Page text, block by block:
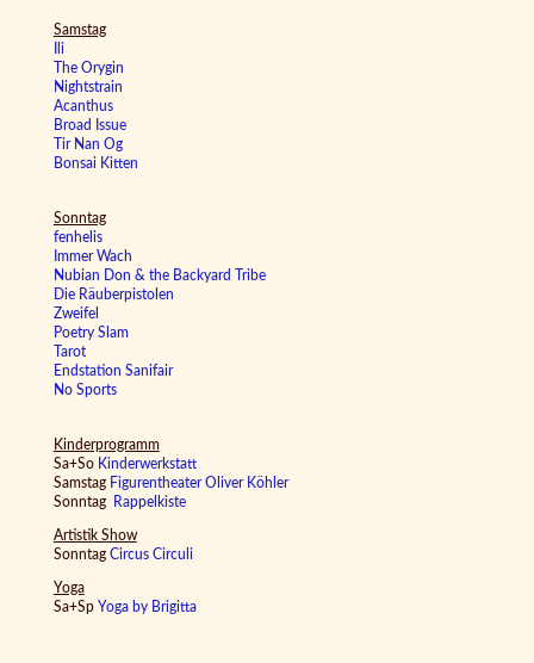
Samstag
Ili
The Orygin
Nightstrain
Acanthus
Broad Issue
Tir Nan Og
Bonsai Kitten
Sonntag
fenhelis
Immer Wach
Nubian Don & the Backyard Tribe
Die Räuberpistolen
Zweifel
Poetry Slam
Tarot
Endstation Sanifair
No Sports
Kinderprogramm
Sa+So Kinderwerkstatt
Samstag Figurentheater Oliver Köhler
Sonntag
Rappelkiste
Artistik Show
Sonntag Circus Circuli
Yoga
Sa+Sp Yoga by Brigitta